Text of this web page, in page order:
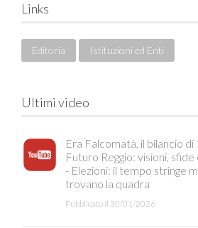
Links
Editoria Istituzioni ed Enti
Ultimi video
Era Falcomatà, il bilancio
Futuro Reggio: visioni,
- Elezioni: il tempo stringe
trovano la quadra
Pubblicato il 30/01/2026